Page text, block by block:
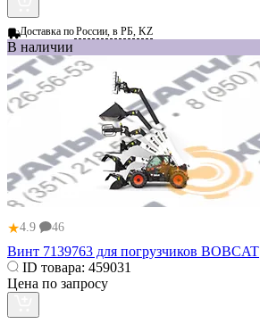
Доставка поРоссии, в РБ, KZ
В наличии
★4.9 46
Винт 7139763 для погрузчиков BOBCAT
ID товара: 459031
Цена по запросу